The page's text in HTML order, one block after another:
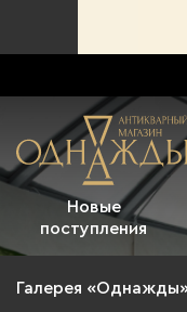
Новые
поступления
Галерея